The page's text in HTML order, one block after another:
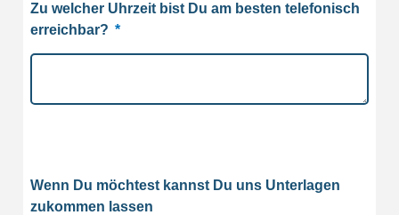
Zu welcher Uhrzeit bist Du am besten telefonisch
erreichbar?
Wenn Du möchtest kannst Du uns Unterlagen
zukommen lassen